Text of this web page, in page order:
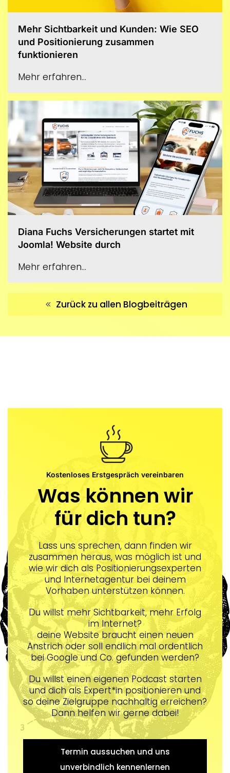
Mehr Sichtbarkeit und Kunden: Wie SEO
und Positionierung zusammen
funktionieren
Mehr erfahren...
Diana Fuchs Versicherungen startet mit
Joomla! Website durch
Mehr erfahren...
Zurück zu allen Blogbeiträgen
Kostenloses Erstgespräch vereinbaren
Was können wir
für dich tun?
Lass uns sprechen, dann finden wir
zusammen heraus, was möglich ist und
wie wir dich als Positionierungsexperten
und Internetagentur bei deinem
Vorhaben unterstützen können.
Du willst mehr Sichtbarkeit, mehr Erfolg
im Internet?
deine Website braucht einen neuen
Anstrich oder soll endlich mal ordentlich
bei Google und Co. gefunden werden?
Du willst einen eigenen Podcast starten
und dich als Expert*in positionieren und
so deine Zielgruppe nachhaltig erreichen?
Dann helfen wir gerne dabei!
Termin aussuchen und uns
unverbindlich kennenlernen